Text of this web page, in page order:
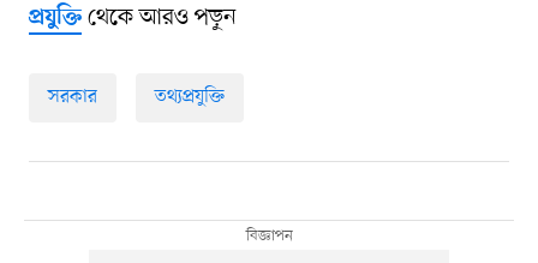
প্রযুক্তিথেকে আরও পড়ুন
সরকার তথ্যপ্রযুক্তি